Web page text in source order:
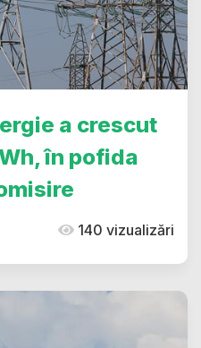
a crescut
în pofida
140 vizualizări